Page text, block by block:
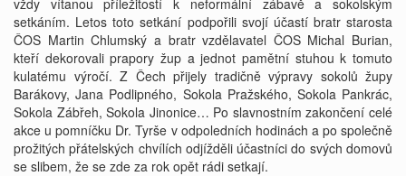
vždy vítanou příležitostí k neformální zábavě a sokolským
setkáním. Letos toto setkání podpořili svojí účastí bratr starosta
ČOS Martin Chlumský a bratr vzdělavatel ČOS Michal Burian,
kteří dekorovali prapory žup a jednot pamětní stuhou k tomuto
kulatému výročí. Z Čech přijely tradičně výpravy sokolů župy
Barákovy, Jana Podlipného, Sokola Pražského, Sokola Pankrác,
Sokola Zábřeh, Sokola Jinonice… Po slavnostním zakončení celé
akce u pomníčku Dr. Tyrše v odpoledních hodinách a po společně
prožitých přátelských chvílích odjížděli účastníci do svých domovů
se slibem, že se zde za rok opět rádi setkají.